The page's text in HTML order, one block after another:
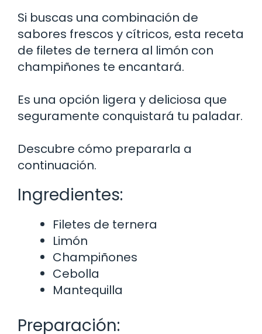
Si buscas una combinación de
sabores frescos y cítricos, esta receta
de filetes de ternera al limón con
champiñones te encantará.
Es una opción ligera y deliciosa que
seguramente conquistará tu paladar.
Descubre cómo prepararla a
continuación.
Ingredientes:
Filetes de ternera
Limón
Champiñones
Cebolla
Mantequilla
Preparación: